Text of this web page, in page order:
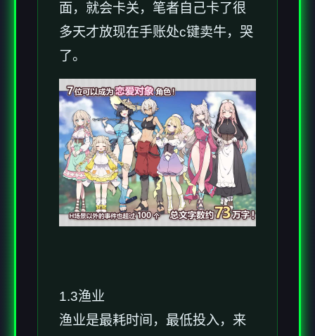
面，就会卡关，笔者自己卡了很
多天才放现在手账处c键卖牛，哭
了。
1.3渔业
渔业是最耗时间，最低投入，来